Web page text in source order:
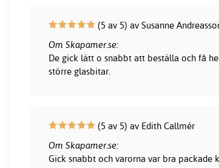
(5 av 5) av Susanne
Om Skapamer.se:
De gick lätt o snabbt att beställa och få
större glasbitar.
(5 av 5) av Edith Callmér
Om Skapamer.se:
Gick snabbt och varorna var bra